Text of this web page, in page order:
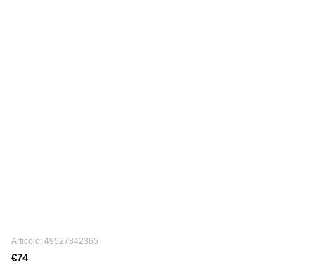
Articolo: 49527842365
€74